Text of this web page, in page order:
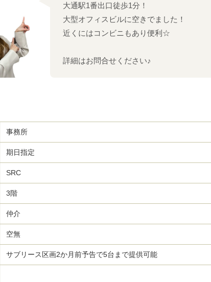
大通駅1番出口徒歩1分！
大型オフィスビルに空きでました！
近くにはコンビニもあり便利☆
詳細はお問合せください♪
事務所
期日指定
SRC
3階
仲介
空無
サブリース区画2か月前予告で5台まで提供可能